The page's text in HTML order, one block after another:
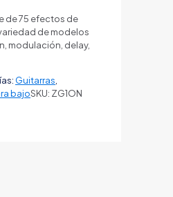
de 75 efectos de
de modelos
modulación, delay,
Guitarras,
bajoSKU: ZG1ON